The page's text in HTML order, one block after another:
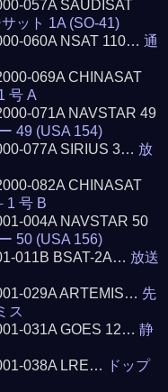
057A SAUDISAT
ット 1A (SO-41)
060A NSAT 110…通
069A CHINASAT
号 A
071A NAVSTAR 49
49 (USA 154)
077A SIRIUS 3… 放
082A CHINASAT
1 号 B
004A NAVSTAR 50
50 (USA 156)
011B BSAT-2A… 放送
029A ARTEMIS… 先
ス
031A GOES 12…静
038A LRE…
ドップ